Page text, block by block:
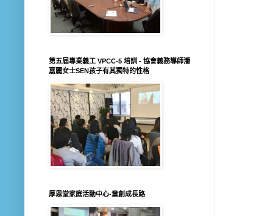
第五屆專業義工 VPCC-5 培訓 - 協會義務導師潘
嘉麗女士SEN孩子有其獨特的性格
厚恩堂家庭活動中心-童創成長路